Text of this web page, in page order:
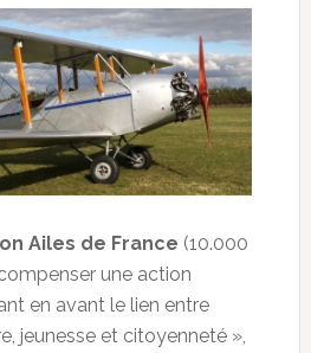
Ailes de France (10.000
une action
en avant le lien entre
jeunesse et citoyenneté »,